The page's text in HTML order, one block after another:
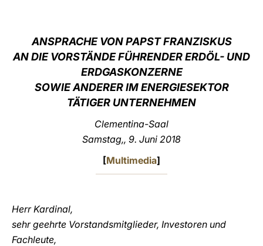
中文
ANSPRACHE VON PAPST FRANZISKUS
AN DIE VORSTÄNDE FÜHRENDER ERDÖL- UND
ERDGASKONZERNE
SOWIE ANDERER IM ENERGIESEKTOR
TÄTIGER UNTERNEHMEN
Clementina-Saal
Samstag,, 9. Juni 2018
[Multimedia]
Herr Kardinal,
sehr geehrte Vorstandsmitglieder, Investoren und
Fachleute,